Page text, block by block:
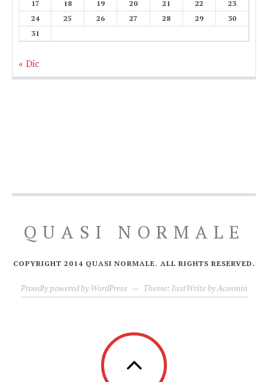
17
18 19 20 21 22
23
24
25 26 27 28 29
30
31
« Dic
QUASI NORMALE
COPYRIGHT 2014 QUASI NORMALE. ALL RIGHTS RESERVED.
Proudly powered by WordPress — Theme: JustWrite byAcosmin